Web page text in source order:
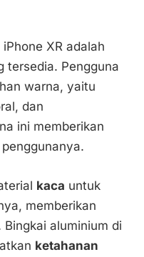
XR adalah
tersedia. Pengguna
warna, yaitu
dan
ini memberikan
kaca untuk
memberikan
Bingkai aluminium di
ketahanan